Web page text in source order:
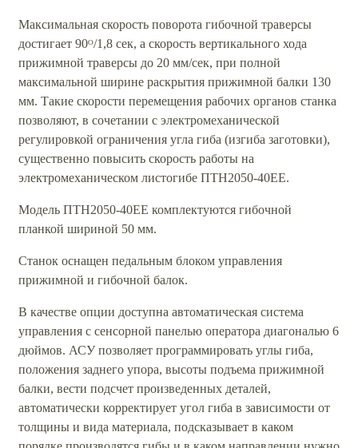
Максимальная скорость поворота гибочной траверсы
достигает 90ᴼ/1,8 сек, а скорость вертикального хода
прижимной траверсы до 20 мм/сек, при полной
максимальной ширине раскрытия прижимной балки 130
мм. Такие скорости перемещения рабочих органов станка
позволяют, в сочетании с электромеханической
регулировкой ограничения угла гиба (изгиба заготовки),
существенно повысить скорость работы на
электромеханическом листогибе ПТН2050-40ЕЕ.
Модель ПТН2050-40ЕЕ комплектуются гибочной
планкой шириной 50 мм.
Станок оснащен педальным блоком управления
прижимной и гибочной балок.
В качестве опции доступна автоматическая система
управления с сенсорной панелью оператора диагональю 6
дюймов. АСУ позволяет программировать углы гиба,
положения заднего упора, высоты подъема прижимной
балки, вести подсчет произведенных деталей,
автоматически корректирует угол гиба в зависимости от
толщины и вида материала, подсказывает в каком